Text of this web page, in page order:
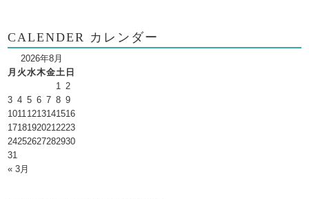
CALENDER カレンダー
2026年8月
月 火水木金土 日
1 2
3 4 5 6 7 8 9
10111213141516
17181920212223
24252627282930
31
« 3月